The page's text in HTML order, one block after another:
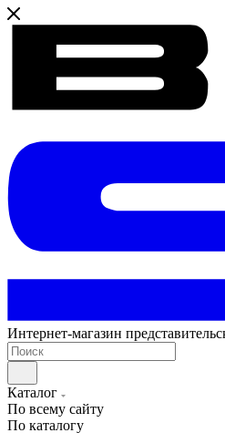
Интернет-магазин
Каталог
По всему сайту
По каталогу